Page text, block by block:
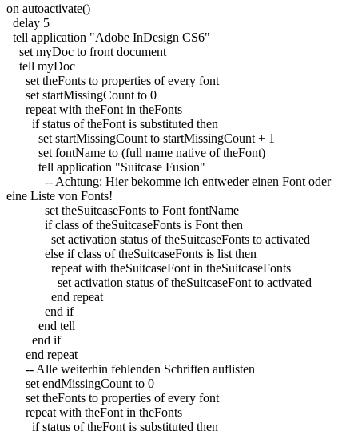
on autoactivate()
delay 5
tell application "Adobe InDesign CS6"
set myDoc to front document
tell myDoc
set theFonts to properties of every font
set startMissingCount to 0
repeat with theFont in theFonts
ifstatus oftheFont is substituted then
set startMissingCount to startMissingCount + 1
set fontName to (full name native oftheFont)
tell application "Suitcase Fusion"
-- Achtung: Hier bekomme ich entweder einen Font oder
eine Liste von Fonts!
set theSuitcaseFonts to Font fontName
ifclass oftheSuitcaseFonts is Font then
set activation status oftheSuitcaseFonts to activated
else ifclass oftheSuitcaseFonts is list then
repeat with theSuitcaseFont in theSuitcaseFonts
set activation status oftheSuitcaseFont to activated
end repeat
end if
end tell
end if
end repeat
-- Alle weiterhin fehlenden Schriften auflisten
set endMissingCount to 0
set theFonts to properties of every font
repeat with theFont in theFonts
ifstatus oftheFont is substituted then